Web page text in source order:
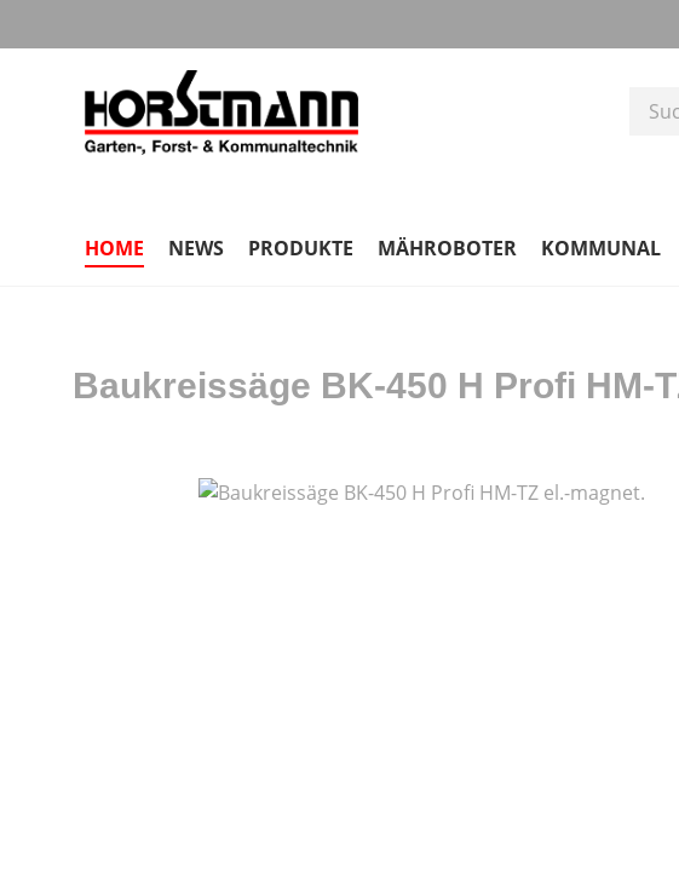
HOME NEWS PRODUKTE MÄHROBOTER KOMMUNAL
Baukreissäge BK-450 H Profi HM-
Bildergalerie überspringen